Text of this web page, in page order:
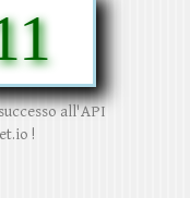
all'API
!